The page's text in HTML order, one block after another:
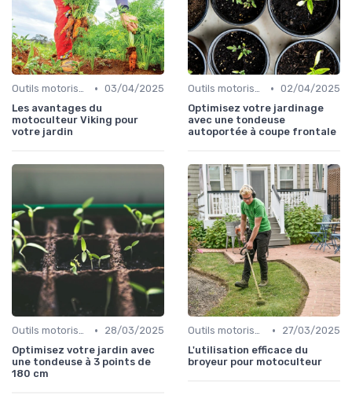
Outils motorisés • 03/04/2025
Les avantages du
motoculteur Viking pour
votre jardin
Outils motorisés • 02/04/2025
Optimisez votre jardinage
avec une tondeuse
autoportée à coupe frontale
Outils motorisés •
28/03/2025
Optimisez votre jardin avec
une tondeuse à 3 points de
180 cm
Outils motorisés •
27/03/2025
L'utilisation efficace du
broyeur pour motoculteur